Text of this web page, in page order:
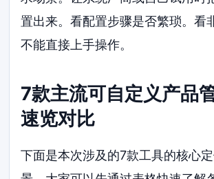
置出来。看配置步骤是否繁琐。看
不能直接上手操作。
7款主流可自定义产品
速览对比
下面是本次涉及的7款工具的核心